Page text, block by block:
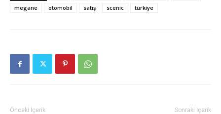
megane
otomobil satış scenic türkiye
Önceki İçerik Sonraki İçerik